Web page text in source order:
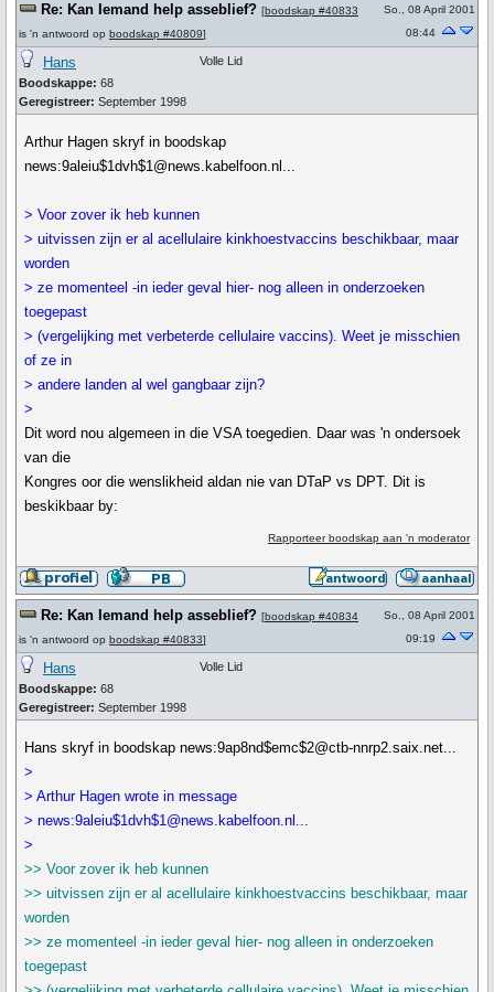
Re: Kan Iemand help asseblief? [boodskap #40833
is 'n antwoord op boodskap #40809]
So., 08 April 2001
08:44
Hans
Boodskappe: 68
Geregistreer: September 1998
Volle Lid
Arthur Hagen skryf in boodskap
news:9aleiu$1dvh$1@news.kabelfoon.nl...
> Voor zover ik heb kunnen
> uitvissen zijn er al acellulaire kinkhoestvaccins beschikbaar, maar
worden
> ze momenteel -in ieder geval hier- nog alleen in onderzoeken
toegepast
> (vergelijking met verbeterde cellulaire vaccins). Weet je misschien
of ze in
> andere landen al wel gangbaar zijn?
>
Dit word nou algemeen in die VSA toegedien. Daar was 'n ondersoek
van die
Kongres oor die wenslikheid aldan nie van DTaP vs DPT. Dit is
beskikbaar by:
Rapporteer boodskap aan 'n moderator
Re: Kan Iemand help asseblief? [boodskap #40834
is 'n antwoord op boodskap #40833]
So., 08 April 2001
09:19
Hans
Boodskappe: 68
Geregistreer: September 1998
Volle Lid
Hans skryf in boodskap news:9ap8nd$emc$2@ctb-nnrp2.saix.net...
>
> Arthur Hagen wrote in message
> news:9aleiu$1dvh$1@news.kabelfoon.nl...
>
>> Voor zover ik heb kunnen
>> uitvissen zijn er al acellulaire kinkhoestvaccins beschikbaar, maar
worden
>> ze momenteel -in ieder geval hier- nog alleen in onderzoeken
toegepast